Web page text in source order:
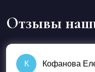
Отзывы
К Кофанова